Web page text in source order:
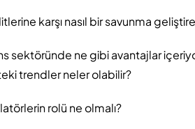
karşı nasıl bir savunma
sektöründe ne gibi avantajlar
trendler neler olabilir?
rolü ne olmalı?